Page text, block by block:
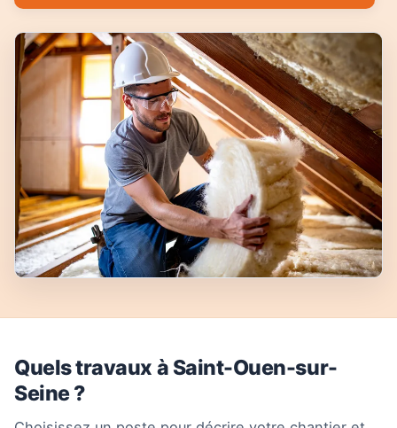
Quels travaux à Saint-Ouen-sur-
Seine ?